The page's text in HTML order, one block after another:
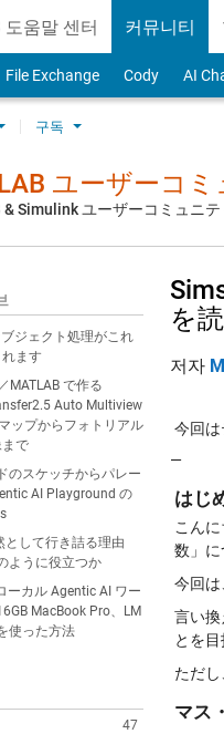
도움말 센터 커뮤니티
File Exchange Cody AI
구독
ユーザーコ
& Simulink ユーザーコミュニ
ブジェクト処理がこれ
ます
MATLAB で作る
Auto Multiview
ップからフォトリアル
で
のスケッチからパレー
AI Playground の
として行き詰る理由
ように役立つか
ーカル Agentic AI ワー
MacBook Pro、LM
使った方法
47
を
저자
今回
—
はじ
こん
数」
今回
言い
とを
ただ
マス